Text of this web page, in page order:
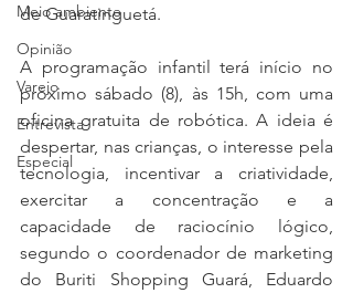
Meio ambiente
Opinião
Varejo
Entrevista
Especial
de Guaratinguetá.
A programação infantil terá início no
próximo sábado (8), às 15h, com uma
oficina gratuita de robótica. A ideia é
despertar, nas crianças, o interesse pela
tecnologia, incentivar a criatividade,
exercitar a concentração e a
capacidade de raciocínio lógico,
segundo o coordenador de marketing
do Buriti Shopping Guará, Eduardo